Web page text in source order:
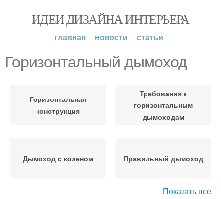
ИДЕИ ДИЗАЙНА ИНТЕРЬЕРА
главная новости статьи
Горизонтальный дымоход
Горизонтальная
конструкция
Требования к
горизонтальным
дымоходам
Дымоход с коленом Правильный дымоход
Показать все